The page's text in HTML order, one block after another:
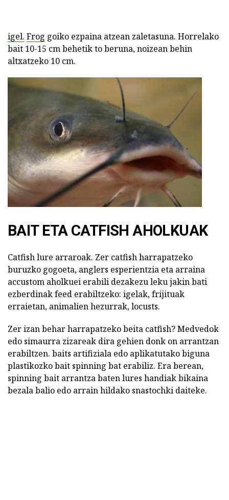
igel. Frog goiko ezpaina atzean zaletasuna. Horrelako
bait 10-15 cm behetik to beruna, noizean behin
altxatzeko 10 cm.
BAIT ETA CATFISH AHOLKUAK
Catfish lure arraroak. Zer catfish harrapatzeko
buruzko gogoeta, anglers esperientzia eta arraina
accustom aholkuei erabili dezakezu leku jakin bati
ezberdinak feed erabiltzeko: igelak, frijituak
erraietan, animalien hezurrak, locusts.
Zer izan behar harrapatzeko beita catfish? Medvedok
edo simaurra zizareak dira gehien donk on arrantzan
erabiltzen. baits artifiziala edo aplikatutako biguna
plastikozko bait spinning bat erabiliz. Era berean,
spinning bait arrantza baten lures handiak bikaina
bezala balio edo arrain hildako snastochki daiteke.